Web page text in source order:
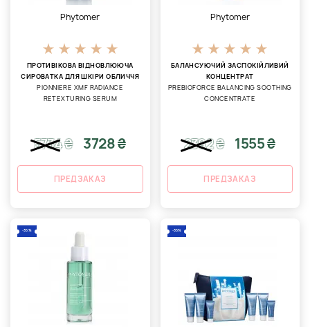
Phytomer
ПРОТИВІКОВА ВІДНОВЛЮЮЧА
СИРОВАТКА ДЛЯ ШКІРИ ОБЛИЧЧЯ
PIONNIERE XMF RADIANCE
RETEXTURING SERUM
5734₴ 3728 ₴
ПРЕДЗАКАЗ
Phytomer
БАЛАНСУЮЧИЙ ЗАСПОКІЙЛИВИЙ
КОНЦЕНТРАТ
PREBIOFORCE BALANCING SOOTHING
CONCENTRATE
2392₴ 1555 ₴
ПРЕДЗАКАЗ
-35% -35%